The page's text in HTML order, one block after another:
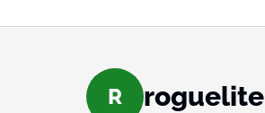
R roguelite